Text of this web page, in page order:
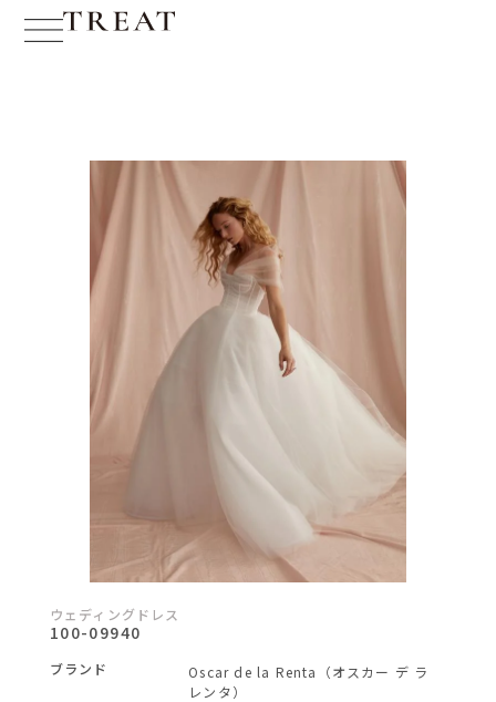
ウェディングドレス
100-09940
ブランド
Oscar de la Renta（オスカー デ ラ
レンタ）